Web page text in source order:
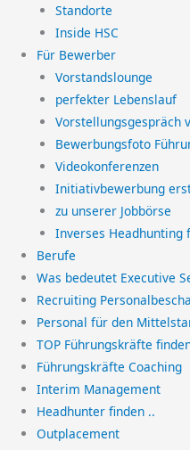
Standorte
Inside HSC
Für Bewerber
Vorstandslounge
perfekter Lebenslauf
Vorstellungsgespräch
Bewerbungsfoto
Videokonferenzen
Initiativbewerbung
zu unserer Jobbörse
Inverses Headhunting
Berufe
Was bedeutet Executive
Recruiting
Personal für den
TOP Führungskräfte
Führungskräfte Coaching
Interim Management
Headhunter finden ..
Outplacement